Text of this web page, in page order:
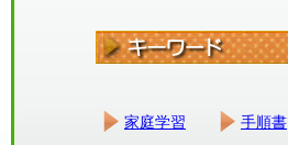
家庭学習 手順書